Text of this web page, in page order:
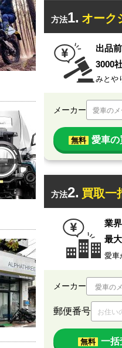
方法1. オーク
出品前
3000
みとや
メーカー 愛車の
無料 愛車の
方法2. 買取一
業
最
愛車
メーカー
郵便番号
無料 一括